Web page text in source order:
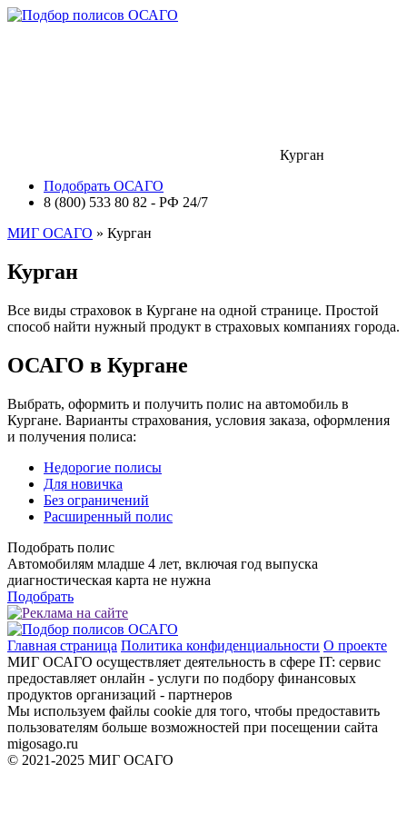
Курган
Подобрать ОСАГО
8 (800) 533 80 82 - РФ 24/7
МИГ ОСАГО » Курган
Курган
Все виды страховок в Кургане на одной странице. Простой
способ найти нужный продукт в страховых компаниях города.
ОСАГО в Кургане
Выбрать, оформить и получить полис на автомобиль в
Кургане. Варианты страхования, условия заказа, оформления
и получения полиса:
Недорогие полисы
Для новичка
Без ограничений
Расширенный полис
Подобрать полис
Автомобилям младше 4 лет, включая год выпуска
диагностическая карта не нужна
Подобрать
Главная страница Политика конфиденциальности О проекте
МИГ ОСАГО осуществляет деятельность в сфере IT: сервис
предоставляет онлайн - услуги по подбору финансовых
продуктов организаций - партнеров
Мы используем файлы cookie для того, чтобы предоставить
пользователям больше возможностей при посещении сайта
migosago.ru
© 2021-2025 МИГ ОСАГО